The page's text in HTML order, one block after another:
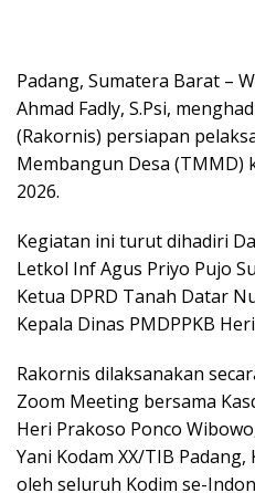
Padang, Sumatera Barat –
Ahmad Fadly, S.Psi,
(Rakornis) persiapan
Membangun Desa (TMMD)
2026.
Kegiatan ini turut dihadiri
Letkol Inf Agus Priyo Pujo
Ketua DPRD Tanah Datar
Kepala Dinas PMDPPKB
Rakornis dilaksanakan
Zoom Meeting bersama
Heri Prakoso Ponco
Yani Kodam XX/TIB
oleh seluruh Kodim se-